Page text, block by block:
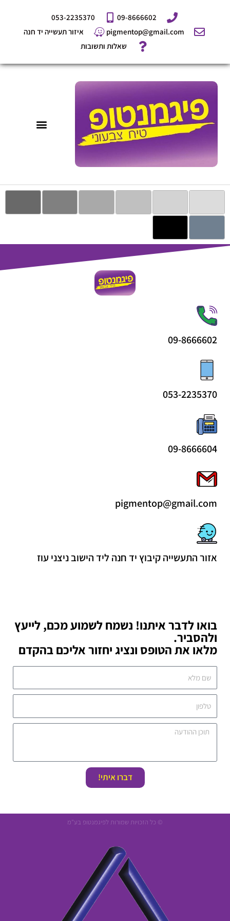
09-8666602
053-2235370
pigmentop@gmail.com
איזור תעשייה יד חנה
שאלות ותשובות
09-8666602
053-2235370
09-8666604
pigmentop@gmail.com
אזור התעשייה קיבוץ יד חנה ליד הישוב ניצני עוז
בואו לדבר איתנו! נשמח לשמוע מכם, לייעץ
ולהסביר.
מלאו את הטופס ונציג יחזור אליכם בהקדם
דברו איתי!
© כל הזכויות שמורות לפיגמנטופ בע"מ